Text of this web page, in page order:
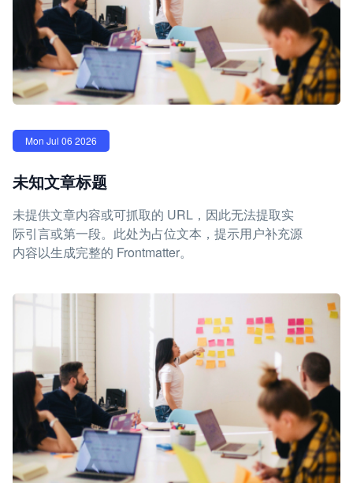
Mon Jul 06 2026
未知文章标题
未提供文章内容或可抓取的 URL，因此无法提取实
际引言或第一段。此处为占位文本，提示用户补充源
内容以生成完整的 Frontmatter。